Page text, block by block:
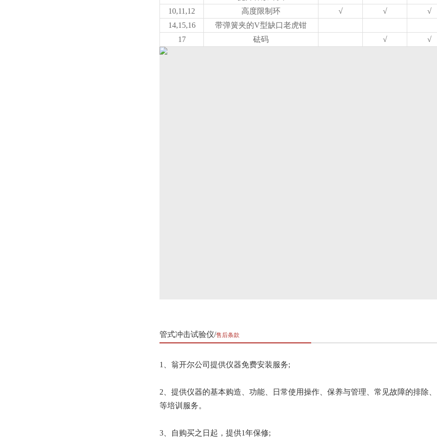
10,11,12
高度限制环 √ √
√
14,15,16
带弹簧夹的V型缺口老虎钳
17
砝码 √ √
管式冲击试验仪 售后条款
1、翁开尔公司提供仪器免费安装服务;
2、提供仪器的基本购造、功能、日常使用操作、保养与管理、常见故障的排除
等培训服务。
3、自购买之日起，提供1年保修;